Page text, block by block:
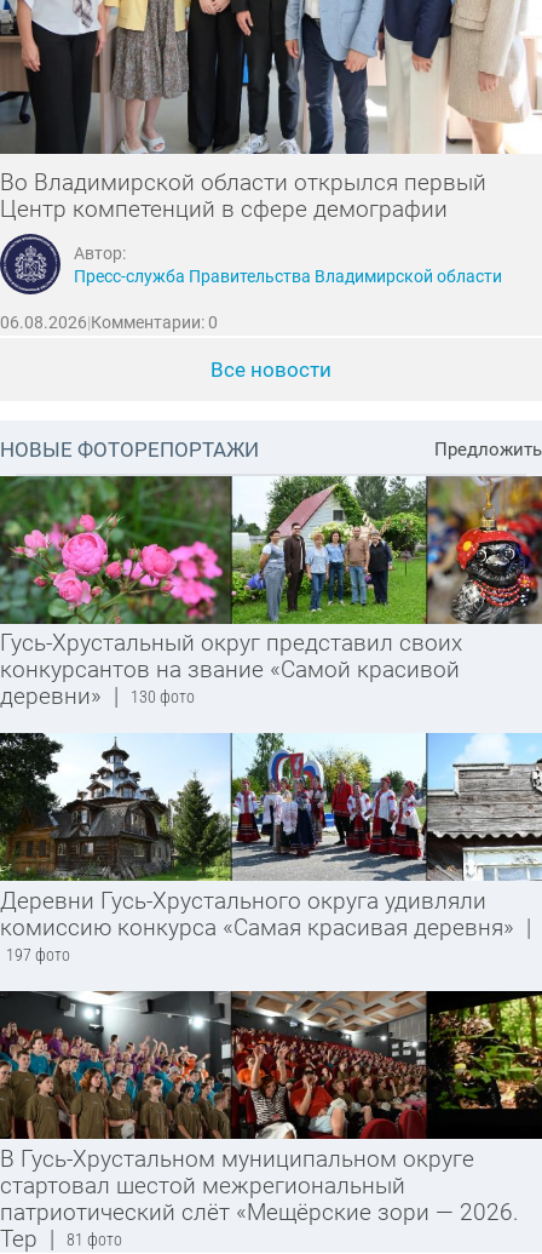
Во Владимирской области открылся первый
Центр компетенций в сфере демографии
Автор:
Пресс-служба Правительства Владимирской области
06.08.2026|Комментарии: 0
Все новости
НОВЫЕ ФОТОРЕПОРТАЖИ Предложить
Гусь-Хрустальный округ представил своих
конкурсантов на звание «Самой красивой
деревни» | 130 фото
Деревни Гусь-Хрустального округа удивляли
комиссию конкурса «Самая красивая деревня» |
197 фото
В Гусь-Хрустальном муниципальном округе
стартовал шестой межрегиональный
патриотический слёт «Мещёрские зори — 2026.
Тер | 81 фото